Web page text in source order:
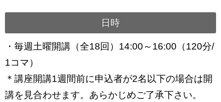
日時
・毎週土曜開講（全18回）14:00～16:00（120分/
1コマ）
＊講座開講1週間前に申込者が2名以下の場合は開
講を見合わせます。あらかじめご了承下さい。